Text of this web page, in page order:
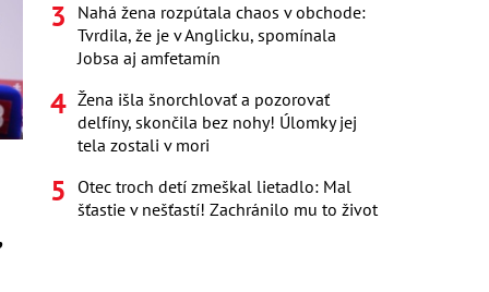
Nahá žena rozpútala chaos v obchode:
Tvrdila, že je v Anglicku, spomínala
Jobsa aj amfetamín
Žena išla šnorchlovať a pozorovať
delfíny, skončila bez nohy! Úlomky jej
tela zostali v mori
Otec troch detí zmeškal lietadlo: Mal
šťastie v nešťastí! Zachránilo mu to život